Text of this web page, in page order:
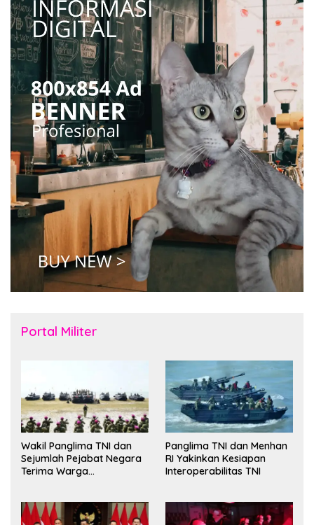
Portal Militer
Wakil Panglima TNI dan
Sejumlah Pejabat Negara
Terima Warga
Panglima TNI dan Menhan
RI Yakinkan Kesiapan
Interoperabilitas TNI